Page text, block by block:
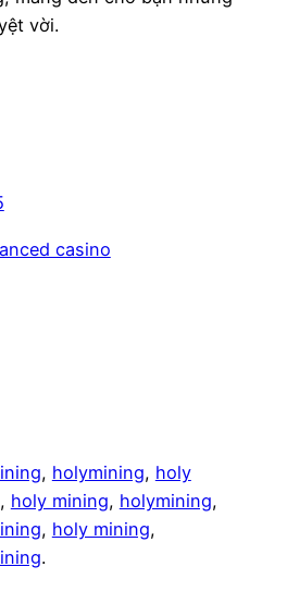
vời.
casino
, holymining, holy
, holy mining, holymining,
, holy mining,
.